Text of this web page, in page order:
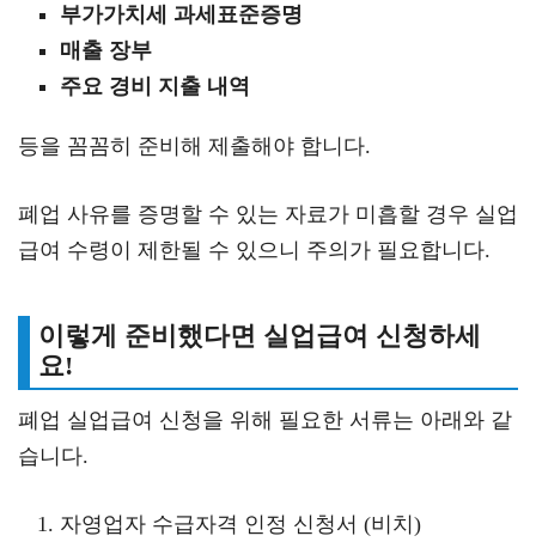
부가가치세 과세표준증명
매출 장부
주요 경비 지출 내역
등을 꼼꼼히 준비해 제출해야 합니다.
폐업 사유를 증명할 수 있는 자료가 미흡할 경우 실업
급여 수령이 제한될 수 있으니 주의가 필요합니다.
이렇게 준비했다면 실업급여 신청하세
요!
폐업 실업급여 신청을 위해 필요한 서류는 아래와 같
습니다.
자영업자 수급자격 인정 신청서 (비치)